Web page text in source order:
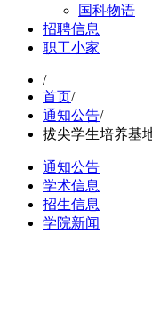
国科物语
招聘信息
职工小家
/
首页/
通知公告/
拔尖学生培养基
通知公告
学术信息
招生信息
学院新闻